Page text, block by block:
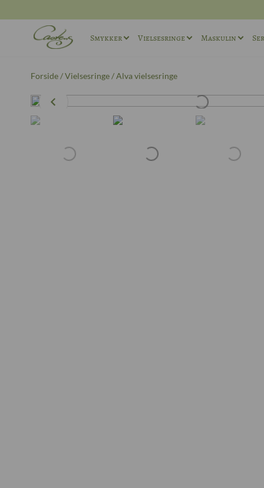
Smykker
Halskæder
Vielsesringe
Maskuline Vielsesringe
Maskulin
Maskuline
Forside/Vielsesringe/ Alva vielsesringe